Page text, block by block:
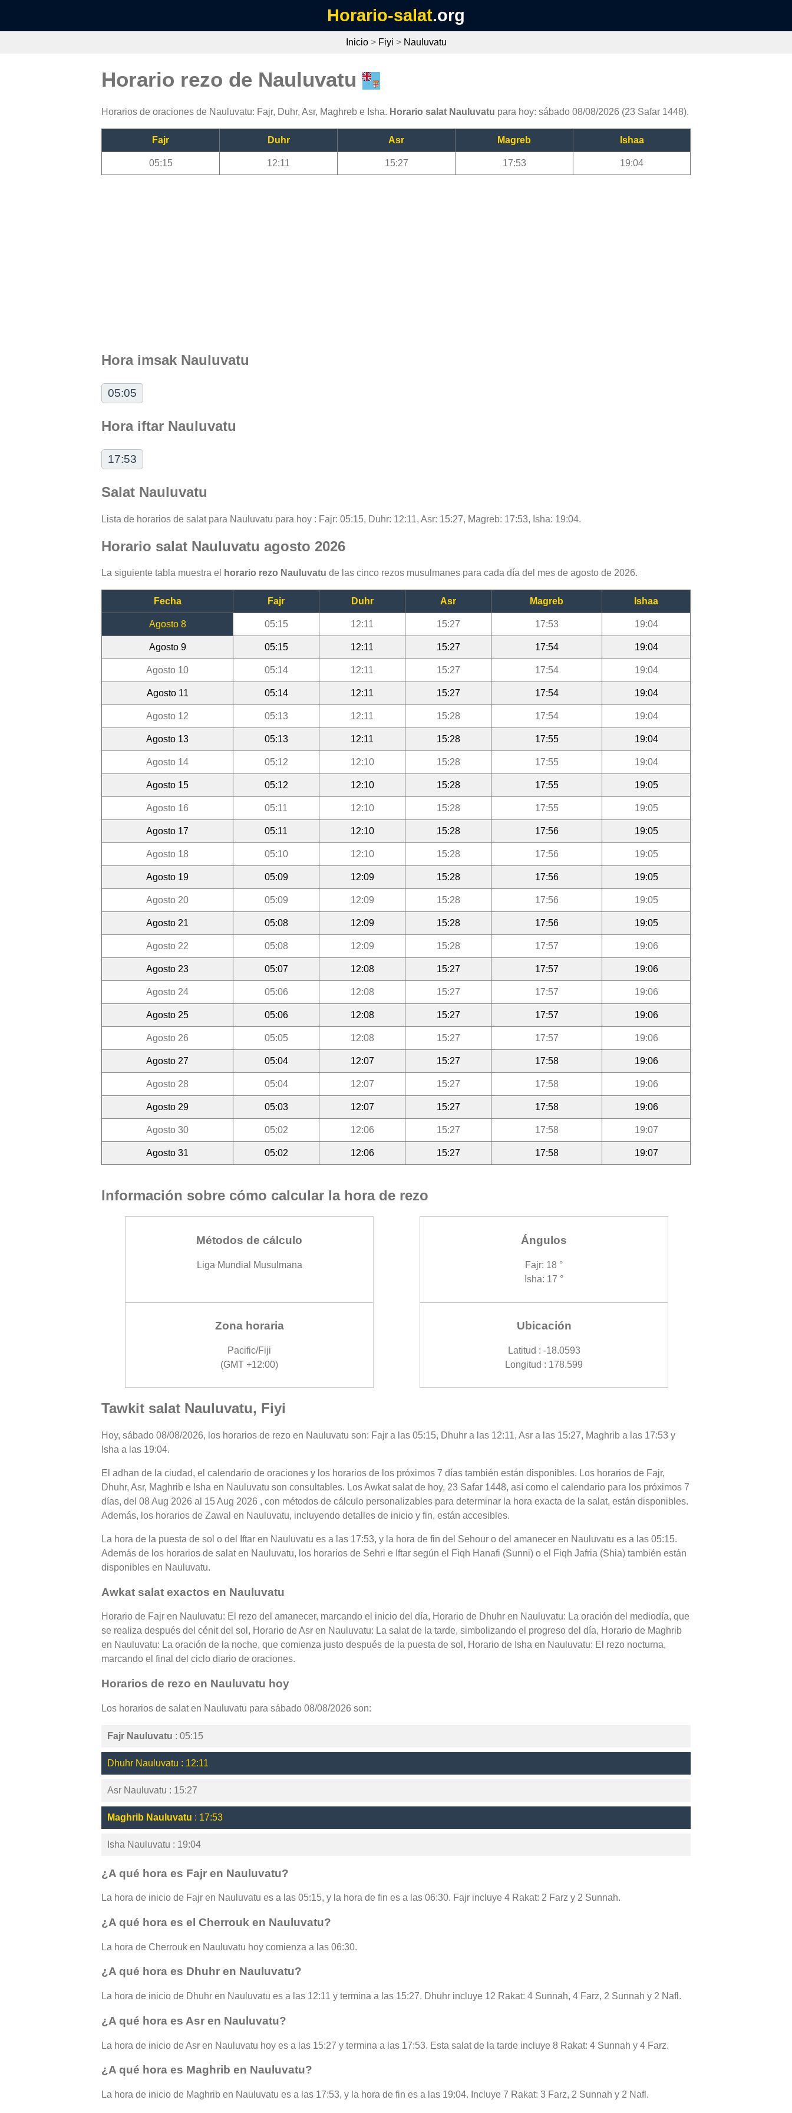
Horario-salat.org
Inicio> Fiyi > Nauluvatu
Horario rezo de Nauluvatu
Horarios de oraciones de Nauluvatu: Fajr, Duhr, Asr, Maghreb e Isha. Horario salat Nauluvatu para hoy: sábado 08/08/2026 (23 Safar 1448).
Fajr Duhr Asr Magreb Ishaa
05:15 12:11 15:27 17:53 19:04
Hora imsak Nauluvatu
05:05
Hora iftar Nauluvatu
17:53
Salat Nauluvatu
Lista de horarios de salat para Nauluvatu para hoy : Fajr: 05:15, Duhr: 12:11, Asr: 15:27, Magreb: 17:53, Isha: 19:04.
Horario salat Nauluvatu agosto 2026
La siguiente tabla muestra el horario rezo Nauluvatu de las cinco rezos musulmanes para cada día del mes de agosto de 2026.
Fecha Fajr Duhr Asr Magreb Ishaa
Agosto 8 05:15 12:11 15:27 17:53 19:04
Agosto 9 05:15 12:11 15:27 17:54 19:04
Agosto 10 05:14 12:11 15:27 17:54 19:04
Agosto 11 05:14 12:11 15:27 17:54 19:04
Agosto 12 05:13 12:11 15:28 17:54 19:04
Agosto 13 05:13 12:11 15:28 17:55 19:04
Agosto 14 05:12 12:10 15:28 17:55 19:04
Agosto 15 05:12 12:10 15:28 17:55 19:05
Agosto 16 05:11 12:10 15:28 17:55 19:05
Agosto 17 05:11 12:10 15:28 17:56 19:05
Agosto 18 05:10 12:10 15:28 17:56 19:05
Agosto 19 05:09 12:09 15:28 17:56 19:05
Agosto 20 05:09 12:09 15:28 17:56 19:05
Agosto 21 05:08 12:09 15:28 17:56 19:05
Agosto 22 05:08 12:09 15:28 17:57 19:06
Agosto 23 05:07 12:08 15:27 17:57 19:06
Agosto 24 05:06 12:08 15:27 17:57 19:06
Agosto 25 05:06 12:08 15:27 17:57 19:06
Agosto 26 05:05 12:08 15:27 17:57 19:06
Agosto 27 05:04 12:07 15:27 17:58 19:06
Agosto 28 05:04 12:07 15:27 17:58 19:06
Agosto 29 05:03 12:07 15:27 17:58 19:06
Agosto 30 05:02 12:06 15:27 17:58 19:07
Agosto 31 05:02 12:06 15:27 17:58 19:07
Información sobre cómo calcular la hora de rezo
Métodos de cálculo
Liga Mundial Musulmana
Ángulos
Fajr: 18 °
Isha: 17 °
Zona horaria
Pacific/Fiji
(GMT +12:00)
Ubicación
Latitud : -18.0593
Longitud : 178.599
Tawkit salat Nauluvatu, Fiyi
Hoy, sábado 08/08/2026, los horarios de rezo en Nauluvatu son: Fajr a las 05:15, Dhuhr a las 12:11, Asr a las 15:27, Maghrib a las 17:53 y
Isha a las 19:04.
El adhan de la ciudad, el calendario de oraciones y los horarios de los próximos 7 días también están disponibles. Los horarios de Fajr,
Dhuhr, Asr, Maghrib e Isha en Nauluvatu son consultables. Los Awkat salat de hoy, 23 Safar 1448, así como el calendario para los próximos 7
días, del 08 Aug 2026 al 15 Aug 2026 , con métodos de cálculo personalizables para determinar la hora exacta de la salat, están disponibles.
Además, los horarios de Zawal en Nauluvatu, incluyendo detalles de inicio y fin, están accesibles.
La hora de la puesta de sol o del Iftar en Nauluvatu es a las 17:53, y la hora de fin del Sehour o del amanecer en Nauluvatu es a las 05:15.
Además de los horarios de salat en Nauluvatu, los horarios de Sehri e Iftar según el Fiqh Hanafi (Sunni) o el Fiqh Jafria (Shia) también están
disponibles en Nauluvatu.
Awkat salat exactos en Nauluvatu
Horario de Fajr en Nauluvatu: El rezo del amanecer, marcando el inicio del día, Horario de Dhuhr en Nauluvatu: La oración del mediodía, que
se realiza después del cénit del sol, Horario de Asr en Nauluvatu: La salat de la tarde, simbolizando el progreso del día, Horario de Maghrib
en Nauluvatu: La oración de la noche, que comienza justo después de la puesta de sol, Horario de Isha en Nauluvatu: El rezo nocturna,
marcando el final del ciclo diario de oraciones.
Horarios de rezo en Nauluvatu hoy
Los horarios de salat en Nauluvatu para sábado 08/08/2026 son:
Fajr Nauluvatu : 05:15
Dhuhr Nauluvatu : 12:11
Asr Nauluvatu : 15:27
Maghrib Nauluvatu : 17:53
Isha Nauluvatu : 19:04
¿A qué hora es Fajr en Nauluvatu?
La hora de inicio de Fajr en Nauluvatu es a las 05:15, y la hora de fin es a las 06:30. Fajr incluye 4 Rakat: 2 Farz y 2 Sunnah.
¿A qué hora es el Cherrouk en Nauluvatu?
La hora de Cherrouk en Nauluvatu hoy comienza a las 06:30.
¿A qué hora es Dhuhr en Nauluvatu?
La hora de inicio de Dhuhr en Nauluvatu es a las 12:11 y termina a las 15:27. Dhuhr incluye 12 Rakat: 4 Sunnah, 4 Farz, 2 Sunnah y 2 Nafl.
¿A qué hora es Asr en Nauluvatu?
La hora de inicio de Asr en Nauluvatu hoy es a las 15:27 y termina a las 17:53. Esta salat de la tarde incluye 8 Rakat: 4 Sunnah y 4 Farz.
¿A qué hora es Maghrib en Nauluvatu?
La hora de inicio de Maghrib en Nauluvatu es a las 17:53, y la hora de fin es a las 19:04. Incluye 7 Rakat: 3 Farz, 2 Sunnah y 2 Nafl.